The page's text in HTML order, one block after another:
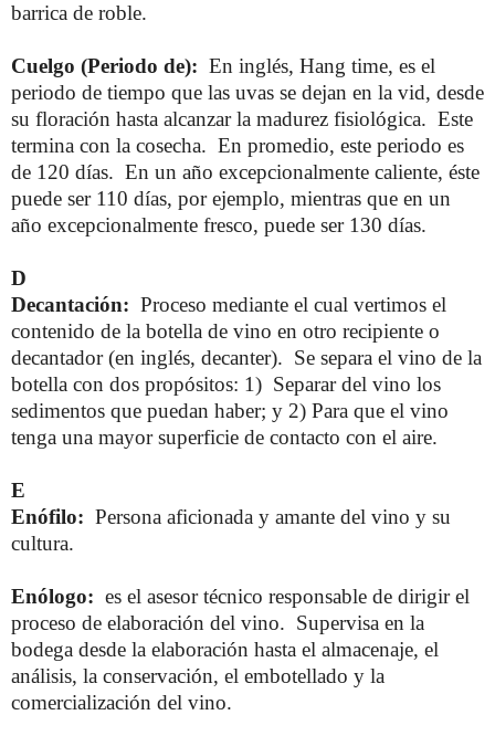
barrica de roble.
Cuelgo (Periodo de): En inglés, Hang time, es el
periodo de tiempo que las uvas se dejan en la vid, desde
su floración hasta alcanzar la madurez fisiológica. Este
termina con la cosecha. En promedio, este periodo es
de 120 días. En un año excepcionalmente caliente, éste
puede ser 110 días, por ejemplo, mientras que en un
año excepcionalmente fresco, puede ser 130 días.
D
Decantación: Proceso mediante el cual vertimos el
contenido de la botella de vino en otro recipiente o
decantador (en inglés, decanter). Se separa el vino de la
botella con dos propósitos: 1) Separar del vino los
sedimentos que puedan haber; y 2) Para que el vino
tenga una mayor superficie de contacto con el aire.
E
Enófilo: Persona aficionada y amante del vino y su
cultura.
Enólogo: es el asesor técnico responsable de dirigir el
proceso de elaboración del vino. Supervisa en la
bodega desde la elaboración hasta el almacenaje, el
análisis, la conservación, el embotellado y la
comercialización del vino.